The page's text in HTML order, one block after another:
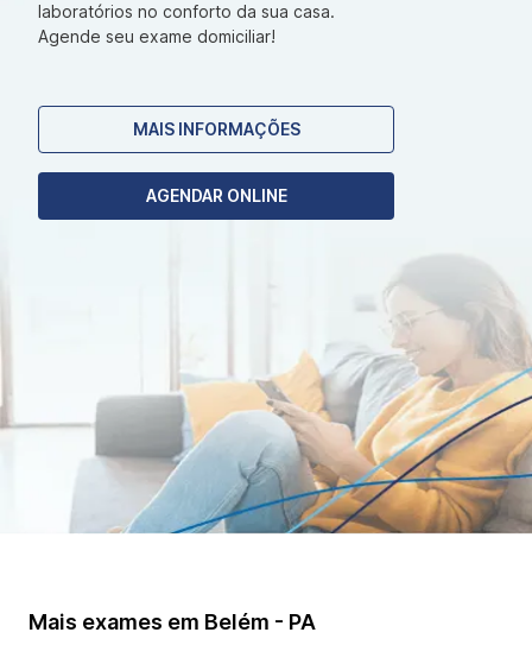
laboratórios no conforto da sua casa.
Agende seu exame domiciliar!
MAIS INFORMAÇÕES
AGENDAR ONLINE
Mais exames em Belém - PA